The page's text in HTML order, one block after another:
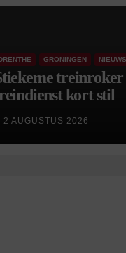
GRONINGEN NIEUWS
treinroker
kort stil
2 AUGUSTUS 2026